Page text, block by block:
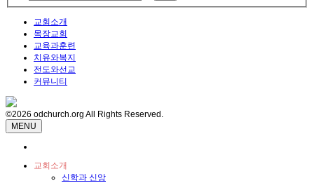
교회소개
목장교회
교육과훈련
치유와복지
전도와선교
커뮤니티
©2026 odchurch.org All Rights Reserved.
MENU
교회소개
신학과 신앙